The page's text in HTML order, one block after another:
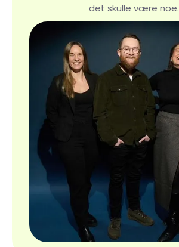
det skulle være noe.